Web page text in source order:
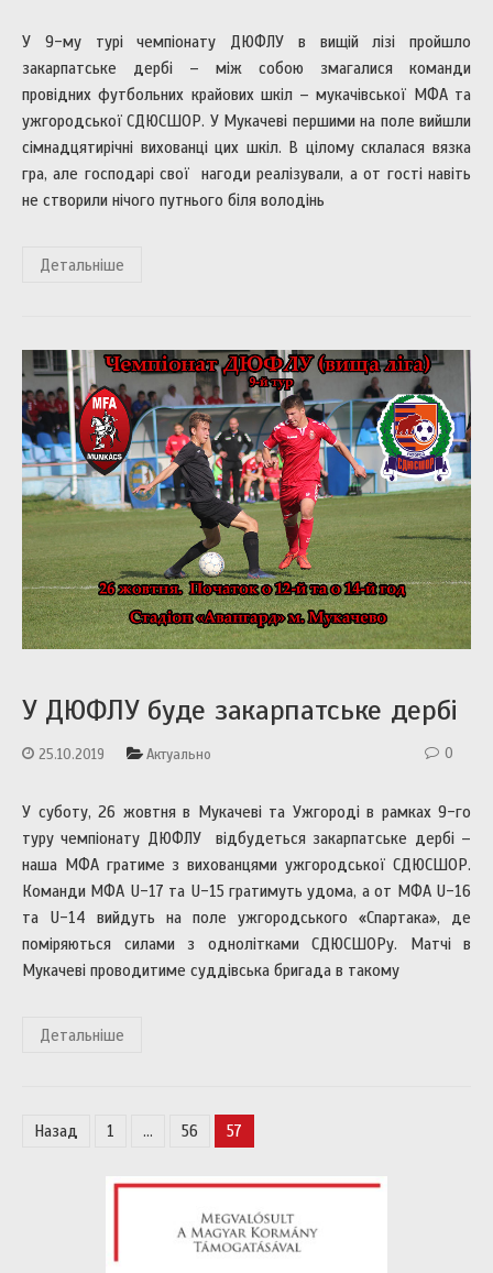
У 9-му турі чемпіонату ДЮФЛУ в вищій лізі пройшло
закарпатське дербі – між собою змагалися команди
провідних футбольних крайових шкіл – мукачівської МФА та
ужгородської СДЮСШОР. У Мукачеві першими на поле вийшли
сімнадцятирічні вихованці цих шкіл. В цілому склалася вязка
гра, але господарі свої нагоди реалізували, а от гості навіть
не створили нічого путнього біля володінь
Детальніше
У ДЮФЛУ буде закарпатське дербі
25.10.2019 Актуально 0
У суботу, 26 жовтня в Мукачеві та Ужгороді в рамках 9-го
туру чемпіонату ДЮФЛУ відбудеться закарпатське дербі –
наша МФА гратиме з вихованцями ужгородської СДЮСШОР.
Команди МФА U-17 та U-15 гратимуть удома, а от МФА U-16
та U-14 вийдуть на поле ужгородського «Спартака», де
поміряються силами з однолітками СДЮСШОРу. Матчі в
Мукачеві проводитиме суддівська бригада в такому
Детальніше
Навігація
записів
Назад 1 … 56 57